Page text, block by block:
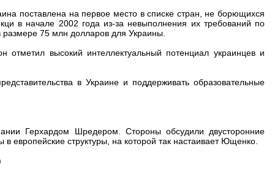
поставлена на первое место в списке стран, не борющихся
в начале 2002 года из-за невыполнения их требований по
75 млн долларов для Украины.
высокий интеллектуальный потенциал украинцев и
в Украине и поддерживать образовательные
Герхардом Шредером. Стороны обсудили двусторонние
европейские структуры, на которой так настаивает Ющенко.